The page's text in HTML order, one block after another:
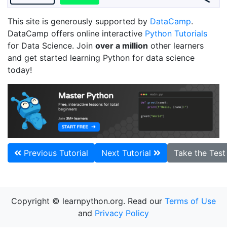
This site is generously supported by DataCamp.
DataCamp offers online interactive Python Tutorials
for Data Science. Join over a million other learners
and get started learning Python for data science
today!
Previous Tutorial Next Tutorial Take the
Copyright © learnpython.org. Read our Terms of Use
and Privacy Policy